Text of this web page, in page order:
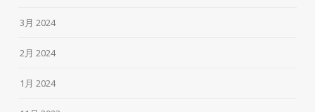
3月 2024
2月 2024
1月 2024